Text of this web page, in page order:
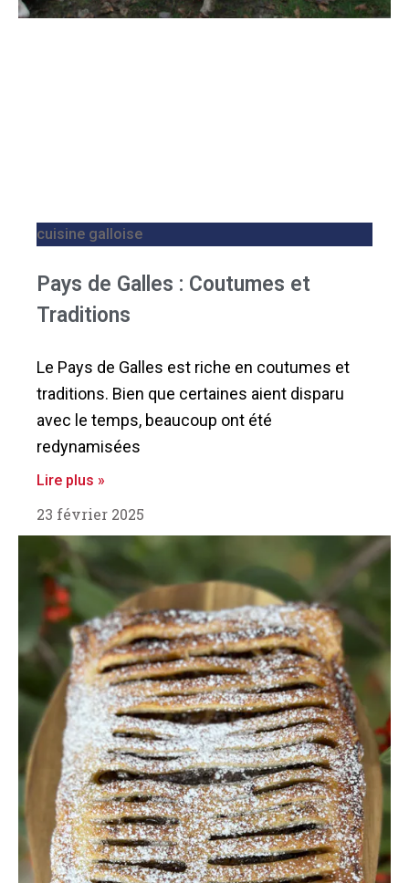
cuisine galloise
Pays de Galles : Coutumes et
Traditions
Le Pays de Galles est riche en coutumes et
traditions. Bien que certaines aient disparu
avec le temps, beaucoup ont été
redynamisées
Lire plus »
23 février 2025